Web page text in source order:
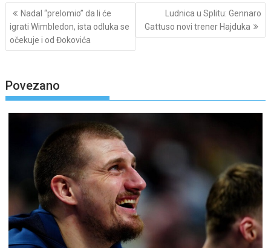
Post
navigation
Nadal “prelomio” da li će
igrati Wimbledon, ista odluka se
očekuje i od Đokovića
Ludnica u Splitu: Gennaro
Gattuso novi trener Hajduka
Povezano